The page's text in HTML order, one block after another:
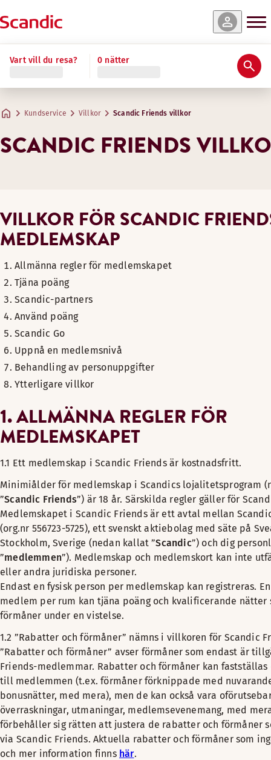
Vart vill du resa? 0 nätter
Kundservice Villkor Scandic Friends villkor
SCANDIC FRIENDS
VILLKOR FÖR SCANDIC
MEDLEMSKAP
Allmänna regler för medlemskapet
Tjäna poäng
Scandic-partners
Använd poäng
Scandic Go
Uppnå en medlemsnivå
Behandling av personuppgifter
Ytterligare villkor
1. ALLMÄNNA REGLER FÖR
MEDLEMSKAPET
1.1 Ett medlemskap i Scandic Friends är kostnadsfritt.
Minimiålder för medlemskap i Scandics lojalitetsprogram
”Scandic Friends”) är 18 år. Särskilda regler gäller för
Medlemskapet i Scandic Friends är ett avtal mellan
(org.nr 556723-5725), ett svenskt aktiebolag med säte på
Stockholm, Sverige (nedan kallat ”Scandic”) och dig
”medlemmen”). Medlemskap och medlemskort kan inte
eller andra juridiska personer.
Endast en fysisk person per medlemskap kan registreras.
medlem per rum kan tjäna poäng och kvalificerande
förmåner under en vistelse.
1.2 ”Rabatter och förmåner” nämns i villkoren för Scandic
”Rabatter och förmåner” avser förmåner som endast är
Friends-medlemmar. Rabatter och förmåner kan fastställas
till medlemmen (t.ex. förmåner förknippade med
bonusnätter, med mera), men de kan också vara
överraskningar, utmaningar, medlemsevenemang, med
förbehåller sig rätten att justera de rabatter och förmåner
via Scandic Friends. Aktuella rabatter och förmåner som
och mer information finns här.